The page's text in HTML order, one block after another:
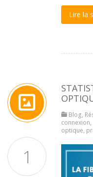
Lire la
1
Blog,
connexion,
optique,